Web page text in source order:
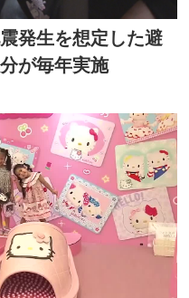
発生を想定した避
が毎年実施